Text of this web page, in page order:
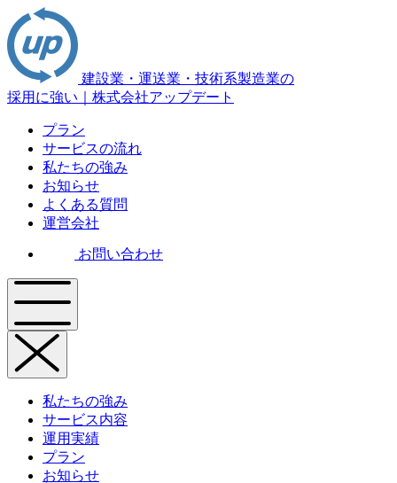
建設業・運送業・技術系製造業の
採用に強い｜株式会社アップデート
プラン
サービスの流れ
私たちの強み
お知らせ
よくある質問
運営会社
お問い合わせ
私たちの強み
サービス内容
運用実績
プラン
お知らせ